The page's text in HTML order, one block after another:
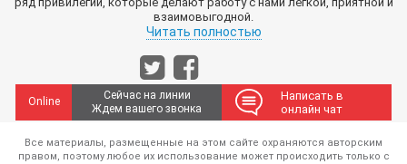
взаимовыгодной.
Читать полностью
Online
Сейчас на линии
Ждем вашего звонка
Написать в
онлайн чат
Все материалы, размещенные на этом сайте охраняются авторским
правом, поэтому любое их использование может происходить только с